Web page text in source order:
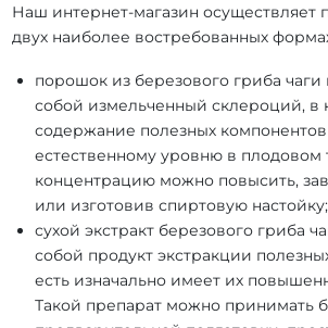
Наш интернет-магазин осуществляет
двух наиболее востребованных
порошок из березового гриба чаги
собой измельченный склероций, в
содержание полезных компонентов
естественному уровню в плодовом
концентрацию можно повысить,
или изготовив спиртовую настойку;
сухой экстракт березового гриба
собой продукт экстракции
есть изначально имеет их
Такой препарат можно принимать